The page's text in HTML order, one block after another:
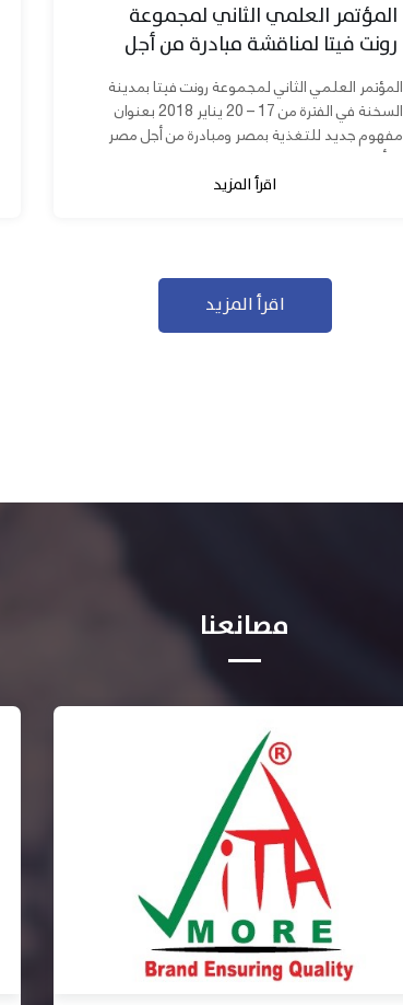
المؤتمر العلمي الثاني لمجموعة
رونت فيتا لمناقشة مبادرة من أجل
مصر ابدأ مشروعك
المؤتمر العلمي الثاني لمجموعة رونت فيتا بمدينة
السخنة في الفترة من 17 – 20 يناير 2018 بعنوان
مفهوم جديد للتغذية بمصر ومبادرة من أجل مصر
ابدأ مشروعك بحضور عدد كبير من...
اقرأ المزيد
اقرأ المزيد
مصانعنا